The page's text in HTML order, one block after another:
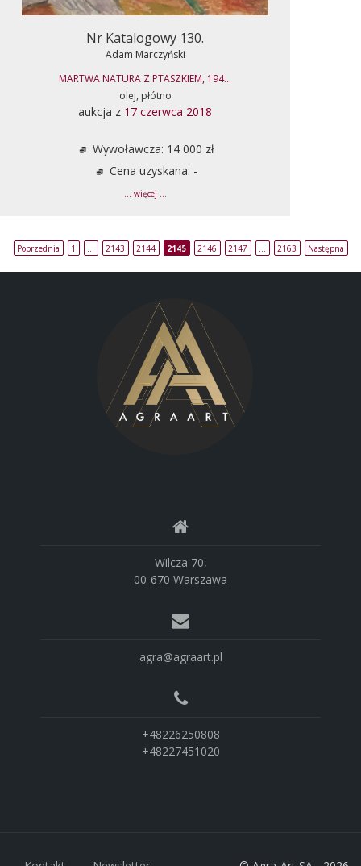
Nr Katalogowy 130.
Adam Marczyński
MARTWA NATURA Z PTASZKIEM, 194...
olej, płótno
aukcja z 17 czerwca 2018
Wywoławcza: 14 000 zł
Cena uzyskana: -
... więcej ...
Poprzednia 1 2143 2144 2145 2146 2147 2163 Następna
Wilcza 70,
00-670 Warszawa
agra@agraart.pl
+48226250808
+48227451020